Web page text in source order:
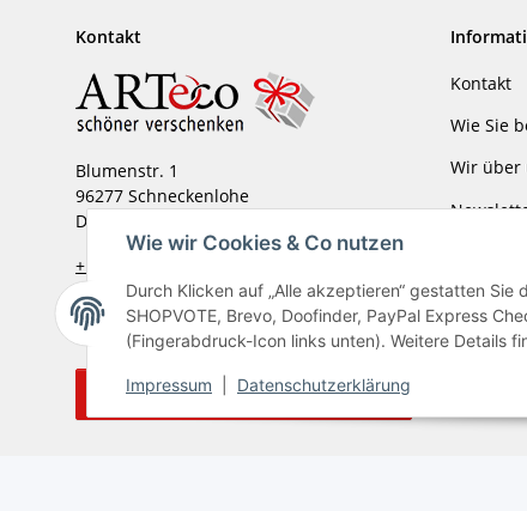
Wie wir Cookies & Co nutzen
Durch Klicken auf „Alle akzeptieren“ gestatten
SHOPVOTE, Brevo, Doofinder, PayPal Express
(Fingerabdruck-Icon links unten). Weitere Details
Impressum Datenschutzerklärung
Kontakt
Blumenstr. 1
96277 Schneckenlohe
Deutschland
+ 49 (0) 92 66 - 99 15 36
info@arteco-online.de
Kontakt
Wie Sie
Wir über
Vertrag widerrufen